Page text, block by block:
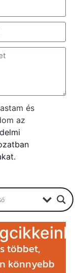
és
az
többet,
könnyebb